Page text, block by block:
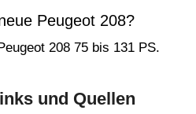
Peugeot 208?
208 75 bis 131 PS.
und Quellen